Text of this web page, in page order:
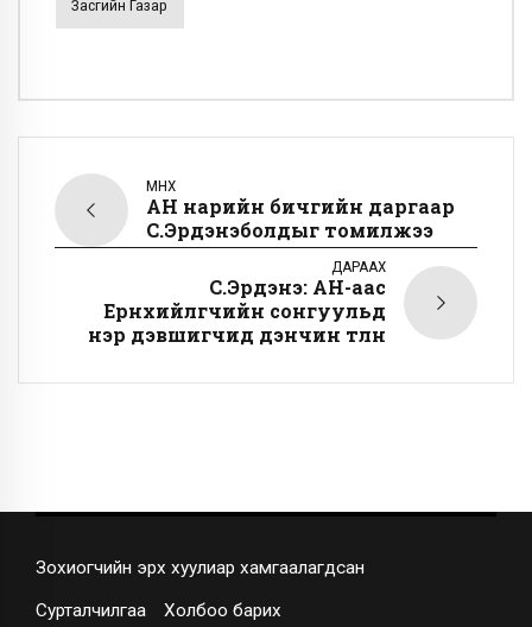
Засгийн Газар
ӨМНӨХ
АН нарийн бичгийн даргаар
С.Эрдэнэболдыг томилжээ
ДАРААХ
С.Эрдэнэ: АН-аас
Ерөнхийлөгчийн сонгуульд
нэр дэвшигчид дэнчин төлнө
Зохиогчийн эрх хуулиар хамгаалагдсан
Сурталчилгаа Холбоо барих